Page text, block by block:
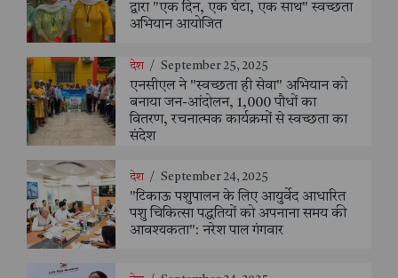
द्वारा "एक दिन, एक घंटा, एक साथ" स्वच्छता
अभियान आयोजित
देश / September 25, 2025
एनसीएल ने "स्वच्छता ही सेवा" अभियान को
बनाया जन-आंदोलन, 1,000 पौधों का
वितरण, रचनात्मक कार्यक्रमों से स्वच्छता का
संदेश
देश / September 24, 2025
"टिकाऊ पशुपालन के लिए आयुर्वेद आधारित
पशु चिकित्सा पद्धतियों को अपनाना समय की
आवश्यकता": नरेश पाल गंगवार